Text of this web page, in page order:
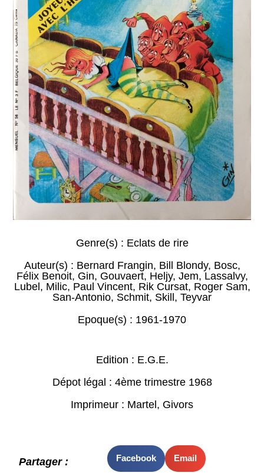
Genre(s) : Eclats de rire
Auteur(s) : Bernard Frangin, Bill Blondy, Bosc,
Félix Benoit, Gin, Gouvaert, Heljy, Jem, Lassalvy,
Lubel, Milic, Paul Vincent, Rik Cursat, Roger Sam,
San-Antonio, Schmit, Skill, Teyvar
Epoque(s) : 1961-1970
Edition : E.G.E.
Dépot légal : 4ème trimestre 1968
Imprimeur : Martel, Givors
Partager : Facebook Email